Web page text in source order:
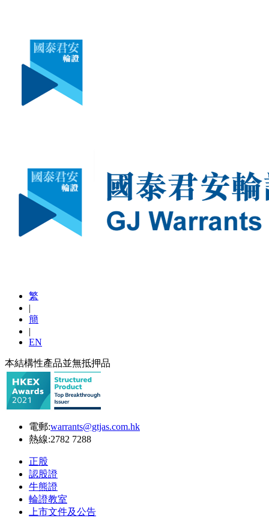
繁
|
簡
|
EN
本結構性產品並無抵押品
電郵:warrants@gtjas.com.hk
熱線:2782 7288
正股
認股證
牛熊證
輪證教室
上市文件及公告